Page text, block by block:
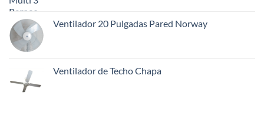
Ventilador 20 Pulgadas Pared Norway
Ventilador de Techo Chapa